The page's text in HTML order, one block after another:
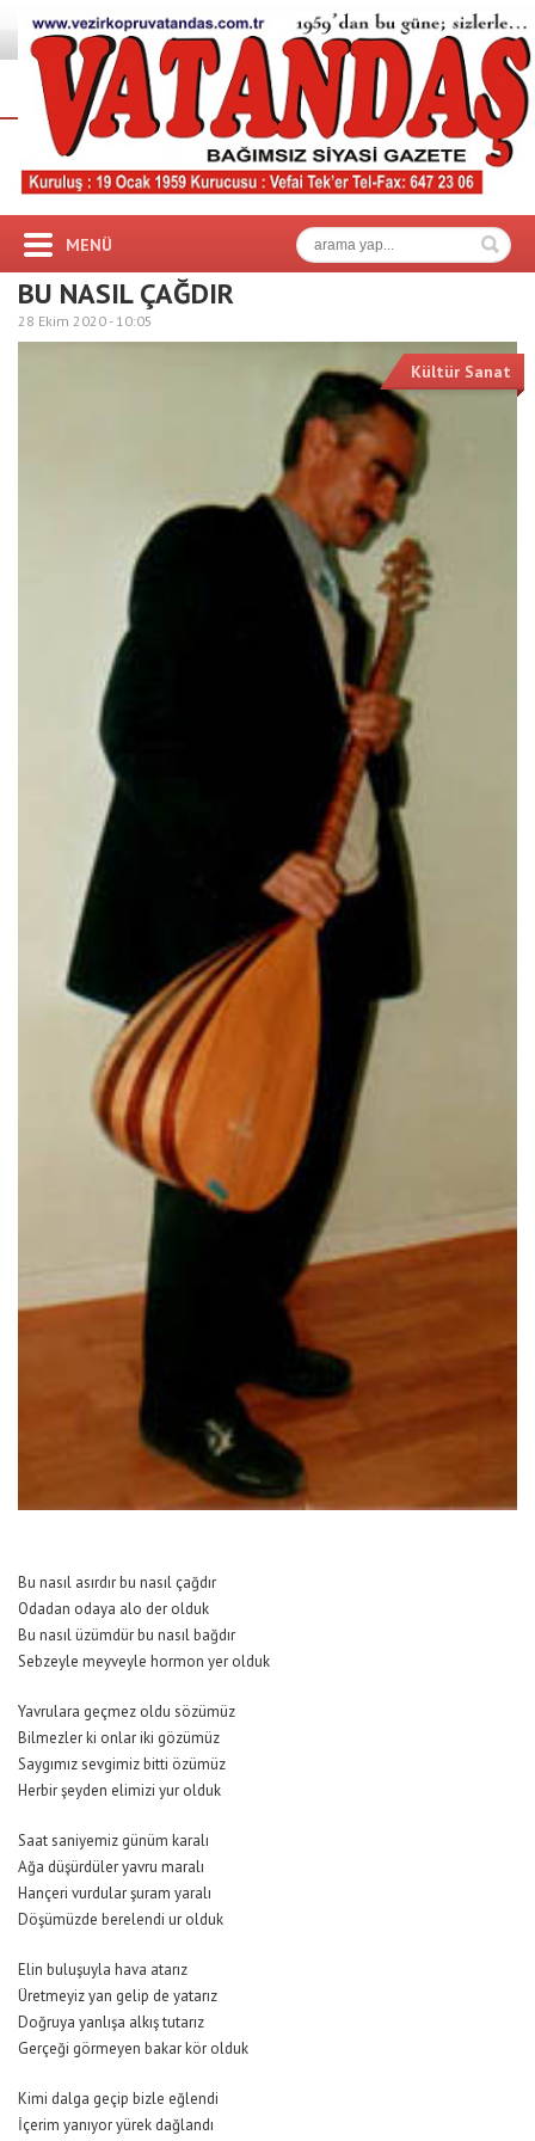
MENÜ
BU NASIL ÇAĞDIR
28 Ekim 2020 - 10:05
Kültür Sanat
Bu nasıl asırdır bu nasıl çağdır
Odadan odaya alo der olduk
Bu nasıl üzümdür bu nasıl bağdır
Sebzeyle meyveyle hormon yer olduk
Yavrulara geçmez oldu sözümüz
Bilmezler ki onlar iki gözümüz
Saygımız sevgimiz bitti özümüz
Herbir şeyden elimizi yur olduk
Saat saniyemiz günüm karalı
Ağa düşürdüler yavru maralı
Hançeri vurdular şuram yaralı
Döşümüzde berelendi ur olduk
Elin buluşuyla hava atarız
Üretmeyiz yan gelip de yatarız
Doğruya yanlışa alkış tutarız
Gerçeği görmeyen bakar kör olduk
Kimi dalga geçip bizle eğlendi
İçerim yanıyor yürek dağlandı